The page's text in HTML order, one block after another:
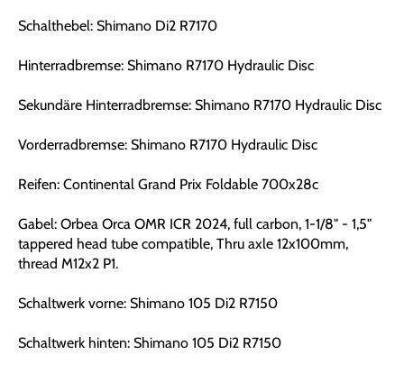
Schalthebel: Shimano Di2 R7170
Hinterradbremse: Shimano R7170 Hydraulic Disc
Sekundäre Hinterradbremse: Shimano R7170 Hydraulic Disc
Vorderradbremse: Shimano R7170 Hydraulic Disc
Reifen: Continental Grand Prix Foldable 700x28c
Gabel: Orbea Orca OMR ICR 2024, full carbon, 1-1/8" - 1,5"
tappered head tube compatible, Thru axle 12x100mm,
thread M12x2 P1.
Schaltwerk vorne: Shimano 105 Di2 R7150
Schaltwerk hinten: Shimano 105 Di2 R7150